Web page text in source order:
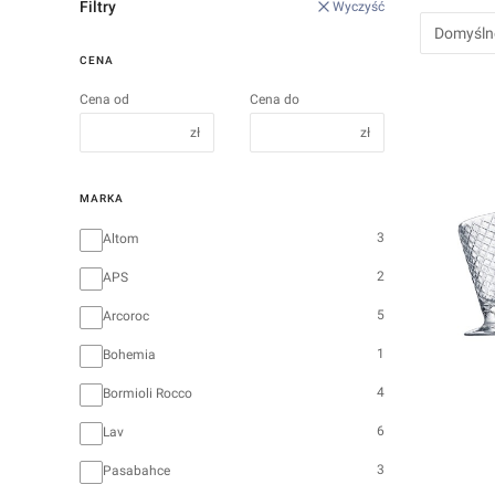
Filtry Wyczyść
CENA
Cena od
zł
Cena do
zł
MARKA
MarkaAltom 3
APS 2
Arcoroc 5
Bohemia 1
Bormioli Rocco 4
Lav 6
Pasabahce 3